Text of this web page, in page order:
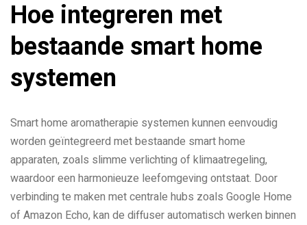
Hoe integreren met
bestaande smart home
systemen
Smart home aromatherapie systemen kunnen eenvoudig
worden geïntegreerd met bestaande smart home
apparaten, zoals slimme verlichting of klimaatregeling,
waardoor een harmonieuze leefomgeving ontstaat. Door
verbinding te maken met centrale hubs zoals Google Home
of Amazon Echo, kan de diffuser automatisch werken binnen